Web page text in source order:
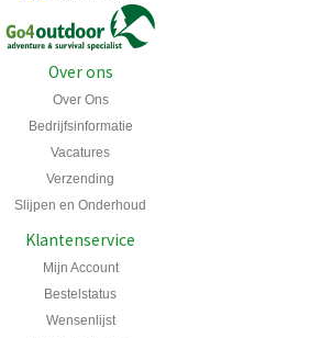
Over ons
Over Ons
Bedrijfsinformatie
Vacatures
Verzending
Slijpen en Onderhoud
Klantenservice
Mijn Account
Bestelstatus
Wensenlijst